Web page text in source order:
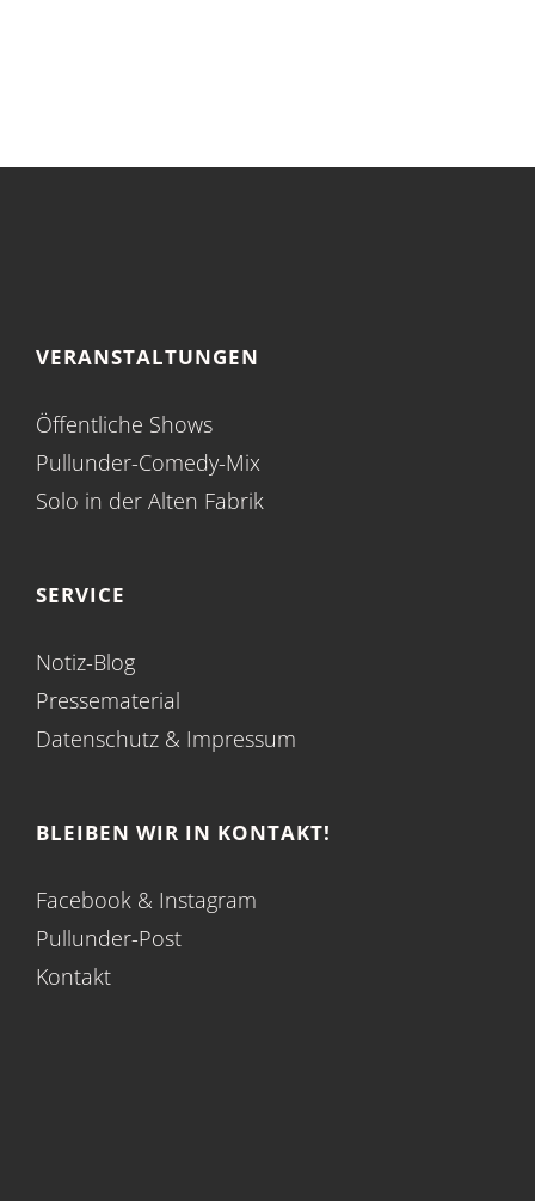
VERANSTALTUNGEN
Öffentliche Shows
Pullunder-Comedy-Mix
Solo in der Alten Fabrik
SERVICE
Notiz-Blog
Pressematerial
Datenschutz & Impressum
BLEIBEN WIR IN KONTAKT!
Facebook & Instagram
Pullunder-Post
Kontakt